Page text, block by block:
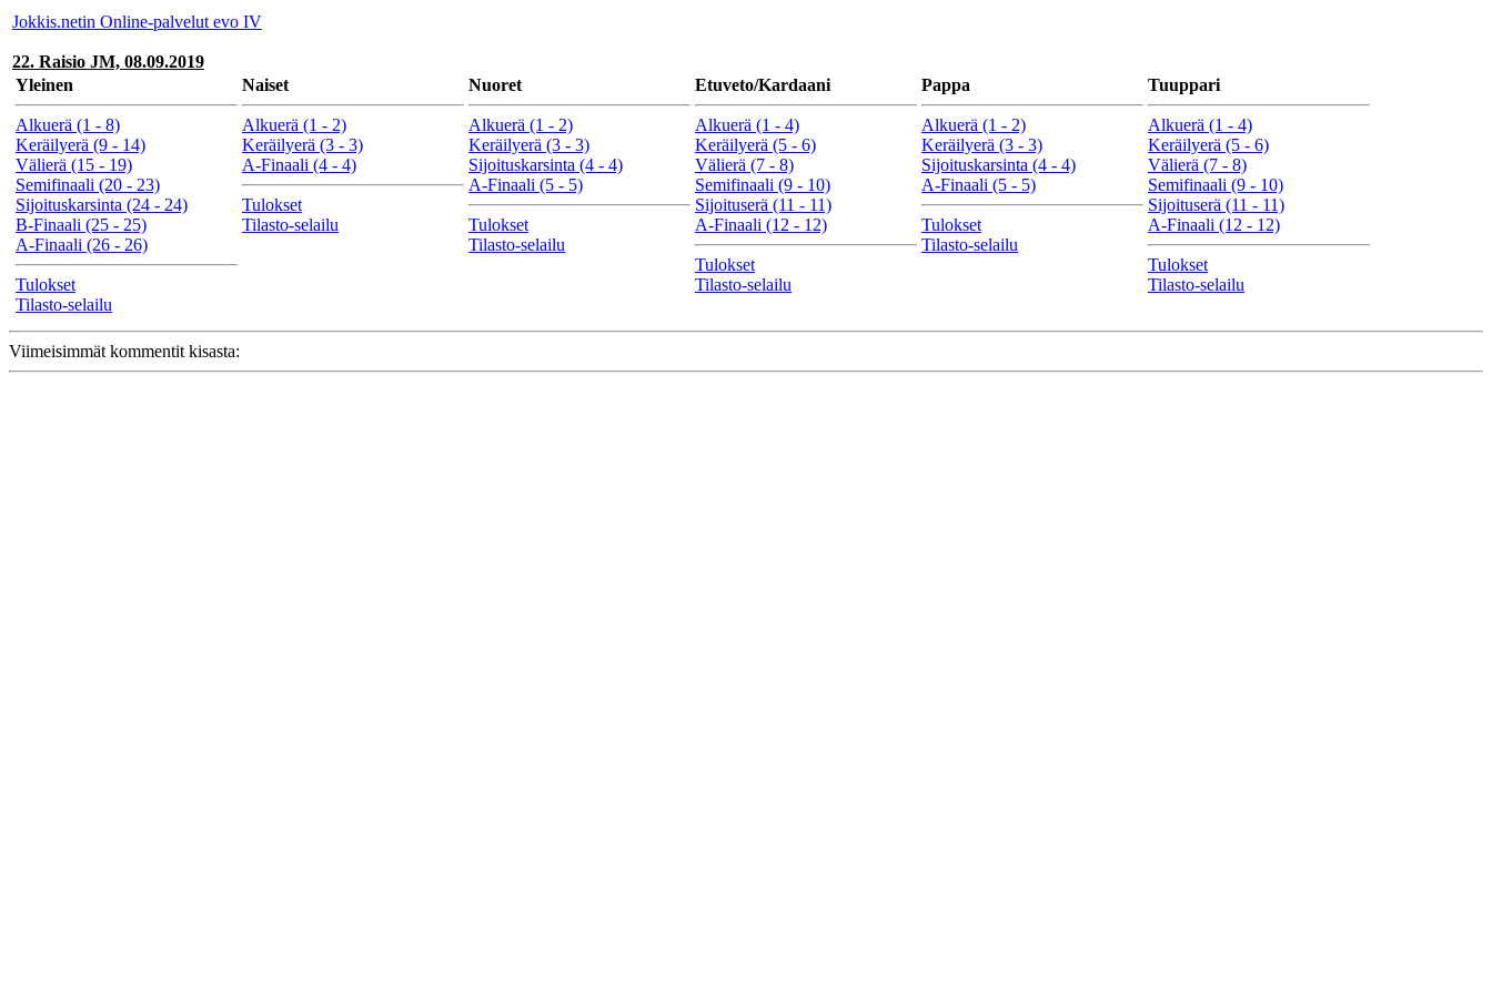
Jokkis.netin Online-palvelut evo IV
22. Raisio JM, 08.09.2019
Yleinen
Alkuerä (1 - 8)
Keräilyerä (9 - 14)
Välierä (15 - 19)
Semifinaali (20 - 23)
Sijoituskarsinta (24 - 24)
B-Finaali (25 - 25)
A-Finaali (26 - 26)
Tulokset
Tilasto-selailu
Naiset
Alkuerä (1 - 2)
Keräilyerä (3 - 3)
A-Finaali (4 - 4)
Tulokset
Tilasto-selailu
Nuoret
Alkuerä (1 - 2)
Keräilyerä (3 - 3)
Sijoituskarsinta (4 - 4)
A-Finaali (5 - 5)
Tulokset
Tilasto-selailu
Etuveto/Kardaani
Alkuerä (1 - 4)
Keräilyerä (5 - 6)
Välierä (7 - 8)
Semifinaali (9 - 10)
Sijoituserä (11 - 11)
A-Finaali (12 - 12)
Tulokset
Tilasto-selailu
Pappa
Alkuerä (1 - 2)
Keräilyerä (3 - 3)
Sijoituskarsinta (4 - 4)
A-Finaali (5 - 5)
Tulokset
Tilasto-selailu
Tuuppari
Alkuerä (1 - 4)
Keräilyerä (5 - 6)
Välierä (7 - 8)
Semifinaali (9 - 10)
Sijoituserä (11 - 11)
A-Finaali (12 - 12)
Tulokset
Tilasto-selailu
Viimeisimmät kommentit kisasta: